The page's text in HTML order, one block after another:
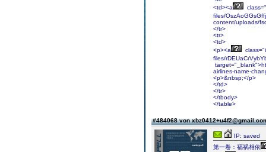
<td><a
files/
content/uploads/
</tr>
<tr>
<td>
<p><a
files/
airlines-name-
<p>&nbsp;</p>
</td>
</tr>
</tbody>
</table>
#484068 von
IP: saved
第一卷：福祸相依